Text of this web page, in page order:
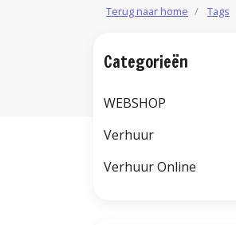
Terug naar home Tags
Categorieën
WEBSHOP
Verhuur
Verhuur Online